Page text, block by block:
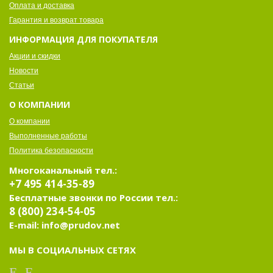
Оплата и доставка
Гарантия и возврат товара
ИНФОРМАЦИЯ ДЛЯ ПОКУПАТЕЛЯ
Акции и скидки
Новости
Статьи
О КОМПАНИИ
О компании
Выполненные работы
Политика безопасности
Многоканальный тел.:
+7 495 414-35-89
Бесплатные звонки по России тел.:
8 (800) 234-54-05
E-mail: info@prudov.net
МЫ В СОЦИАЛЬНЫХ СЕТЯХ